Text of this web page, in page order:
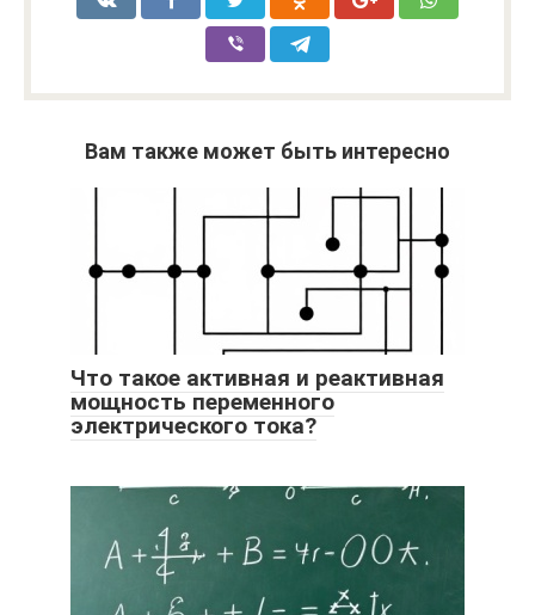
Вам также может быть интересно
Что такое активная и реактивная
мощность переменного
электрического тока?